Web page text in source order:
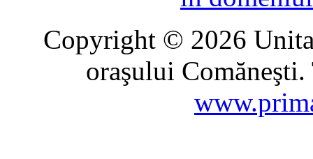
Copyright © 2026
oraşului